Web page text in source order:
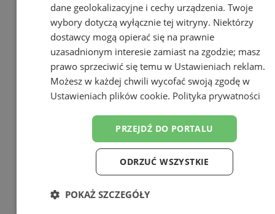
dane geolokalizacyjne i cechy urządzenia. Twoje
wybory dotyczą wyłącznie tej witryny. Niektórzy
dostawcy mogą opierać się na prawnie
uzasadnionym interesie zamiast na zgodzie; masz
prawo sprzeciwić się temu w Ustawieniach reklam.
Możesz w każdej chwili wycofać swoją zgodę w
Ustawieniach plików cookie. Polityka prywatności
PRZEJDŹ DO PORTALU
ODRZUĆ WSZYSTKIE
POKAŻ SZCZEGÓŁY